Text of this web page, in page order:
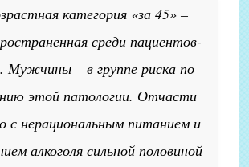
категория «за 45» –
среди пациентов-
Мужчины – в группе риска по
этой патологии. Отчасти
с нерациональным питанием и
алкоголя сильной половиной